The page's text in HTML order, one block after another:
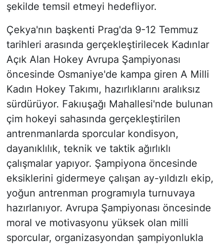
şekilde temsil etmeyi hedefliyor.
Çekya'nın başkenti Prag'da 9-12 Temmuz
tarihleri arasında gerçekleştirilecek Kadınlar
Açık Alan Hokey Avrupa Şampiyonası
öncesinde Osmaniye'de kampa giren A Milli
Kadın Hokey Takımı, hazırlıklarını aralıksız
sürdürüyor. Fakıuşağı Mahallesi'nde bulunan
çim hokeyi sahasında gerçekleştirilen
antrenmanlarda sporcular kondisyon,
dayanıklılık, teknik ve taktik ağırlıklı
çalışmalar yapıyor. Şampiyona öncesinde
eksiklerini gidermeye çalışan ay-yıldızlı ekip,
yoğun antrenman programıyla turnuvaya
hazırlanıyor. Avrupa Şampiyonası öncesinde
moral ve motivasyonu yüksek olan milli
sporcular, organizasyondan şampiyonlukla